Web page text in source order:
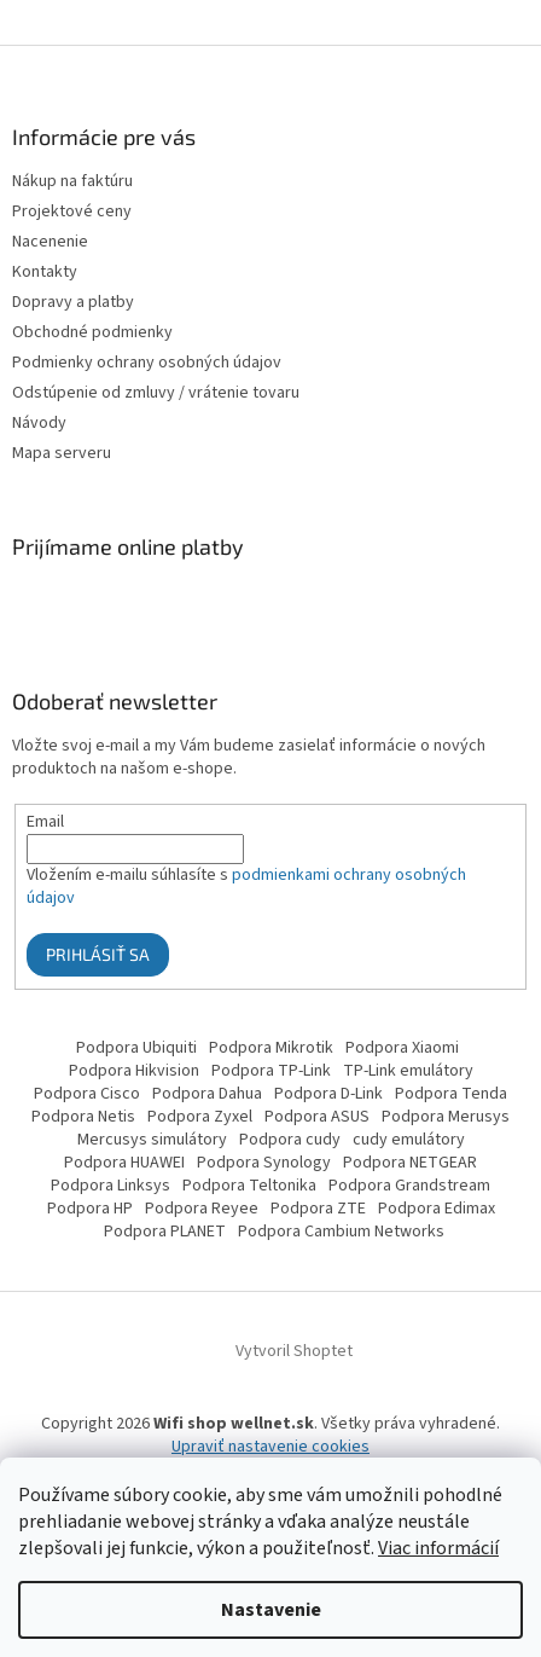
Používame súbory cookie, aby sme vám umožnili pohodlné
prehliadanie webovej stránky a vďaka analýze neustále
zlepšovali jej funkcie, výkon a použiteľnosť.Viac informácií
Nastavenie
Informácie pre vás
Nákup na faktúru
Projektové ceny
Nacenenie
Kontakty
Dopravy a platby
Obchodné podmienky
Podmienky ochrany osobných údajov
Odstúpenie od zmluvy / vrátenie tovaru
Návody
Mapa serveru
Prijímame online platby
Odoberať newsletter
Vložte svoj e-mail a my Vám budeme zasielať informácie o nových
produktoch na našom e-shope.
Email
Vložením e-mailu súhlasíte s podmienkami ochrany osobných
údajov
PRIHLÁSIŤ SA
Podpora Ubiquiti Podpora Mikrotik Podpora Xiaomi
Podpora Hikvision Podpora TP-Link TP-Link emulátory
Podpora Cisco Podpora Dahua Podpora D-Link Podpora Tenda
Podpora Netis Podpora Zyxel Podpora ASUS Podpora Merusys
Mercusys simulátory Podpora cudy cudy emulátory
Podpora HUAWEI Podpora Synology Podpora NETGEAR
Podpora Linksys Podpora Teltonika Podpora Grandstream
Podpora HP Podpora Reyee Podpora ZTE Podpora Edimax
Podpora PLANET Podpora Cambium Networks
Vytvoril Shoptet
Copyright 2026Wifi shop wellnet.sk. Všetky práva vyhradené.
Upraviť nastavenie cookies
Wifi shop wellnet.sk prevádzkuje spoločnosť WELLNET, s.r.o.,IČO: 36484610,
OR OS: Prešov odd. Sro 14019/P, IČ DPH: SK2020015206 | Tel:+421 905 269 141
| WhatsApp, Signal, Telegram: +421 905 269 141 | Informácie o produktoch a
a ich dostupnosti, tu uvádzané, pochádzajú od tretích strán, mohli
vzniknúť automatizovaným strojovým prekladom a neprešli jazykovou
úpravou. Spoločnosť WELLNET, s.r.o. preto nemôže niesť zodpovednosť za ich
úplnosť a aktuálnosť. | Registrované obchodné značky, vzory a názvy patria